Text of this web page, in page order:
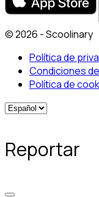
© 2026 - Scoolinary
Política de
Condiciones
Política de
Reportar